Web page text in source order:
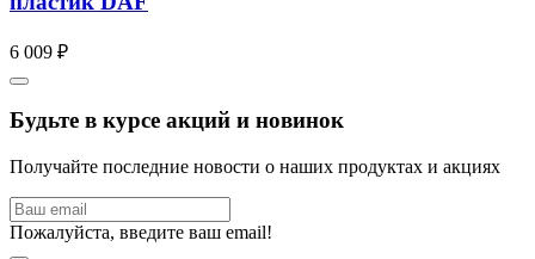
6 009 ₽
Будьте в курсе акций и новинок
Получайте последние новости о наших продуктах и акциях
Пожалуйста, введите ваш email!